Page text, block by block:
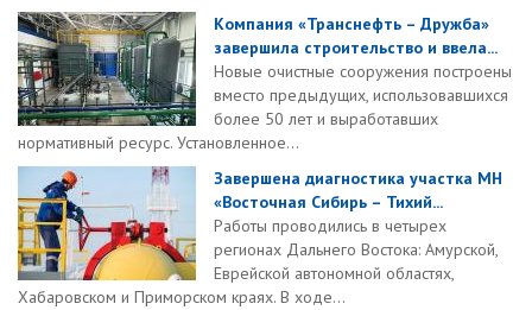
Компания «Транснефть – Дружба»
завершила строительство и ввела...
Новые очистные сооружения построены
вместо предыдущих, использовавшихся
более 50 лет и выработавших
нормативный ресурс. Установленное...
Завершена диагностика участка МН
«Восточная Сибирь – Тихий...
Работы проводились в четырех
регионах Дальнего Востока: Амурской,
Еврейской автономной областях,
Хабаровском и Приморском краях. В ходе...